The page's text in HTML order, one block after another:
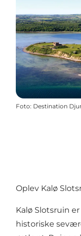
Foto: Destination
Oplev Kalø
Kalø Slotsruin
historiske